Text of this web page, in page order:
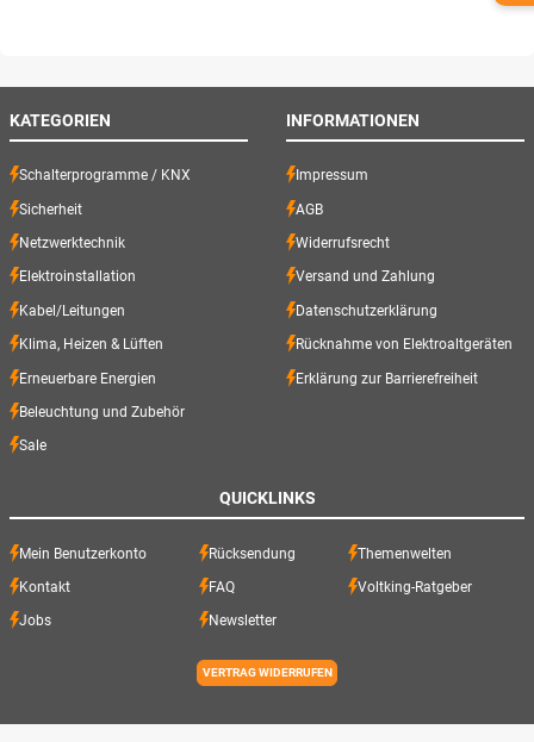
KATEGORIEN
Schalterprogramme / KNX
Sicherheit
Netzwerktechnik
Elektroinstallation
Kabel/Leitungen
Klima, Heizen & Lüften
Erneuerbare Energien
Beleuchtung und Zubehör
Sale
INFORMATIONEN
Impressum
AGB
Widerrufsrecht
Versand und Zahlung
Datenschutzerklärung
Rücknahme von Elektroaltgeräten
Erklärung zur Barrierefreiheit
QUICKLINKS
Mein Benutzerkonto Rücksendung Themenwelten
Kontakt FAQ Voltking-Ratgeber
Jobs Newsletter
VERTRAG WIDERRUFEN